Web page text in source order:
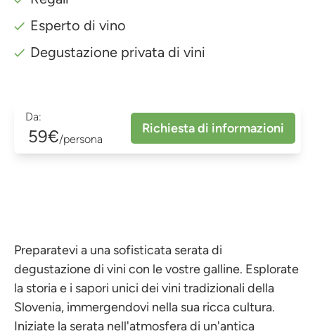
Esperto di vino
Degustazione privata di vini
Da:
59€/persona
Richiesta di informazioni
Preparatevi a una sofisticata serata di
degustazione di vini con le vostre galline. Esplorate
la storia e i sapori unici dei vini tradizionali della
Slovenia, immergendovi nella sua ricca cultura.
Iniziate la serata nell'atmosfera di un'antica